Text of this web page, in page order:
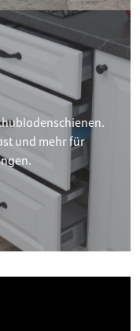
und mehr für